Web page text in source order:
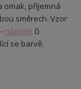
omak, příjemná
směrech. Vzor
náplety či
se barvě.